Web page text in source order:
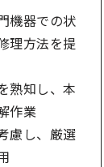
機器での状
理方法を提
熟知し、本
作業
慮し、厳選